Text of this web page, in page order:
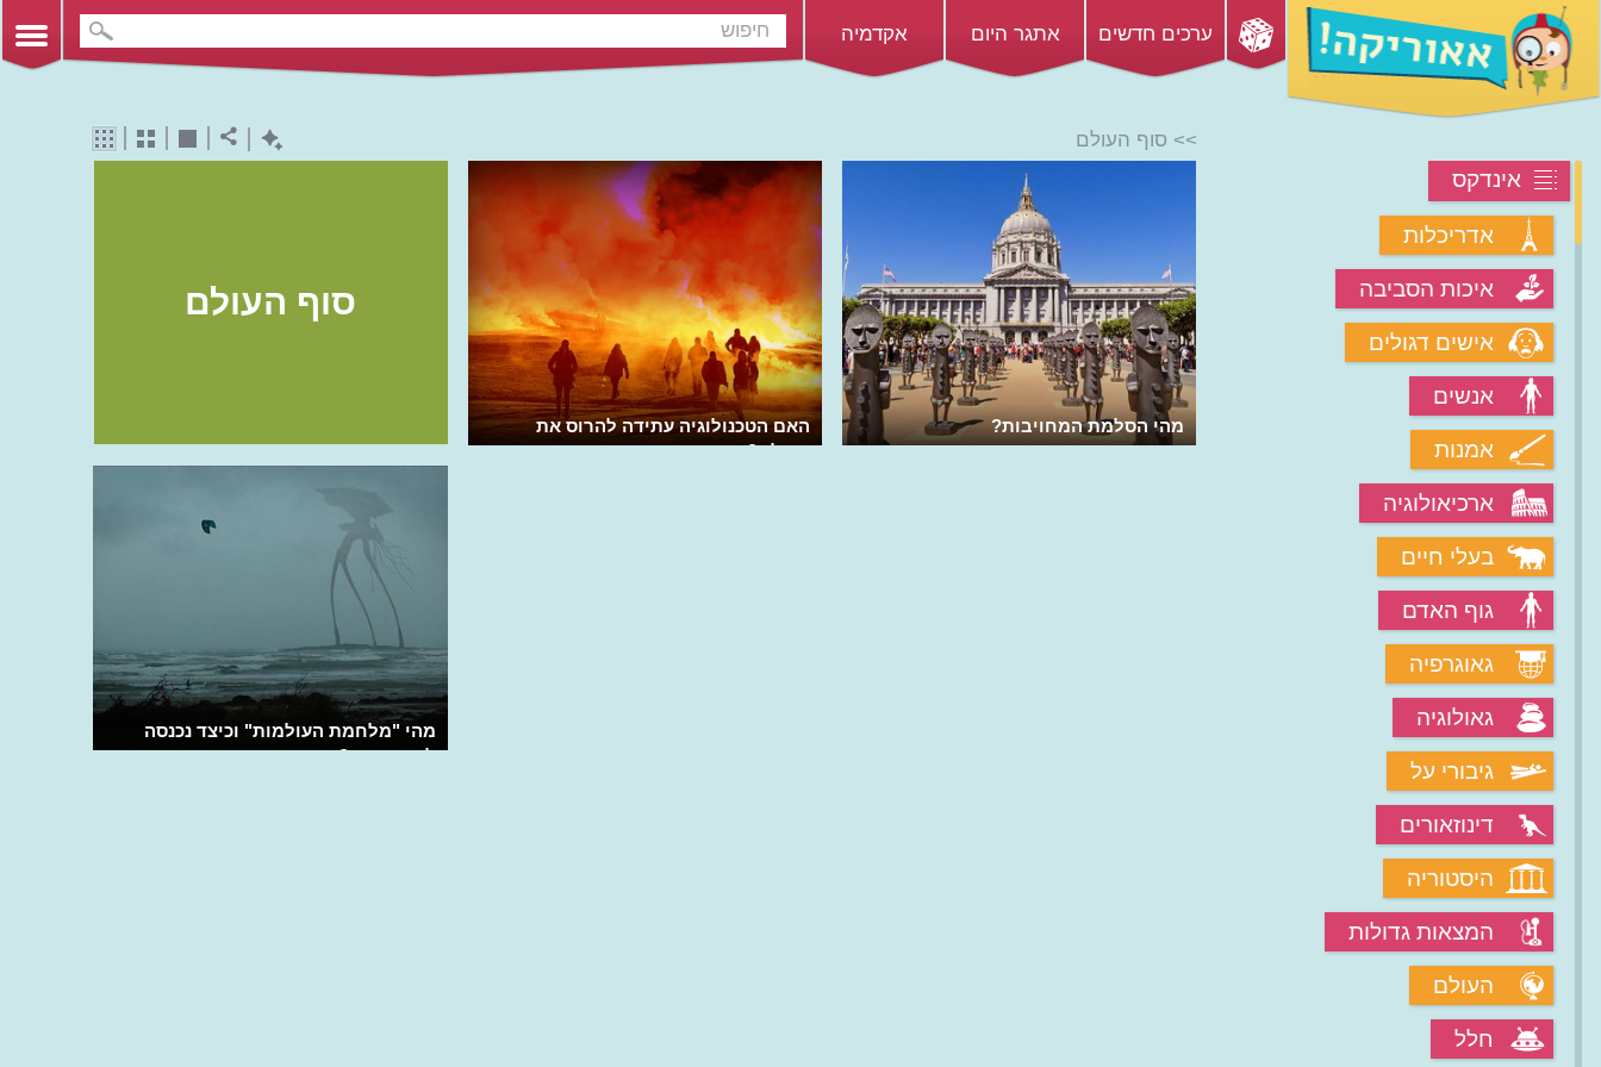
ערכים חדשים אתגר היום אקדמיה
אינדקס
אדריכלות
איכות הסביבה
אישים דגולים
אנשים
אמנות
ארכיאולוגיה
בעלי חיים
גוף האדם
גאוגרפיה
גאולוגיה
גיבורי על
דינוזאורים
היסטוריה
המצאות גדולות
העולם
חלל
>> סוף העולם
סוף העולם
האם הטכנולוגיה עתידה להרוס את
העולם?
מהי הסלמת המחויבות?
מהי "מלחמת העולמות" וכיצד נכנסה
להיסטוריה?